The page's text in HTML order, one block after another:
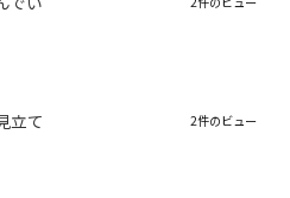
立て
2件のビュー